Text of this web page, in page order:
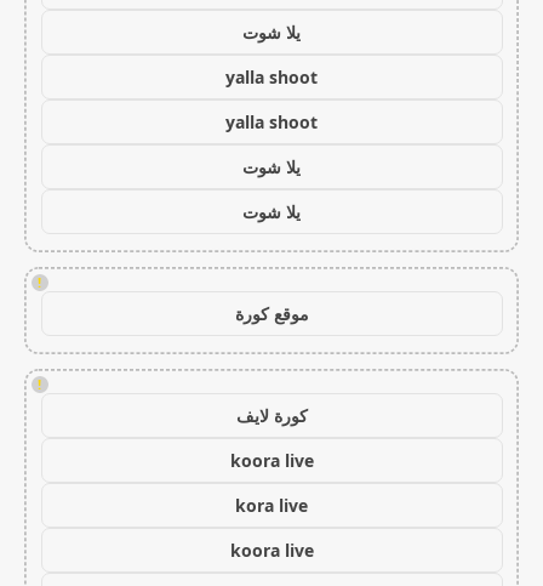
يلا شوت
yalla shoot
yalla shoot
يلا شوت
يلا شوت
!
موقع كورة
!
كورة لايف
koora live
kora live
koora live